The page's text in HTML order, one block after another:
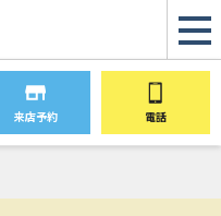
来店予約 電話